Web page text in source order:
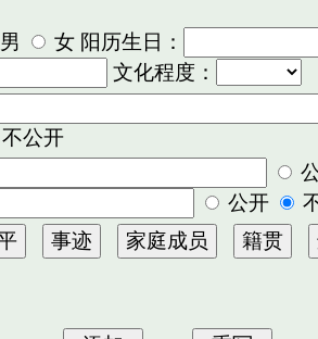
男
女 阳历生日：
文化程度：
不公开
公开